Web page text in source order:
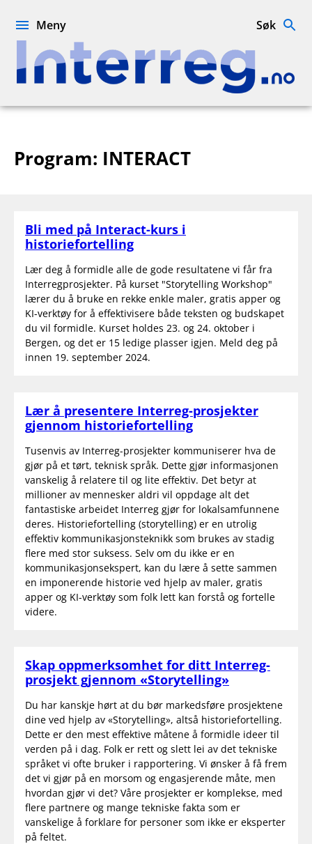
Interreg.no
Meny Søk
Program: INTERACT
Bli med på Interact-kurs i
historiefortelling
Lær deg å formidle alle de gode resultatene vi får fra
Interregprosjekter. På kurset "Storytelling Workshop"
lærer du å bruke en rekke enkle maler, gratis apper og
KI-verktøy for å effektivisere både teksten og budskapet
du vil formidle. Kurset holdes 23. og 24. oktober i
Bergen, og det er 15 ledige plasser igjen. Meld deg på
innen 19. september 2024.
Lær å presentere Interreg-prosjekter
gjennom historiefortelling
Tusenvis av Interreg-prosjekter kommuniserer hva de
gjør på et tørt, teknisk språk. Dette gjør informasjonen
vanskelig å relatere til og lite effektiv. Det betyr at
millioner av mennesker aldri vil oppdage alt det
fantastiske arbeidet Interreg gjør for lokalsamfunnene
deres. Historiefortelling (storytelling) er en utrolig
effektiv kommunikasjonsteknikk som brukes av stadig
flere med stor suksess. Selv om du ikke er en
kommunikasjonsekspert, kan du lære å sette sammen
en imponerende historie ved hjelp av maler, gratis
apper og KI-verktøy som folk lett kan forstå og fortelle
videre.
Skap oppmerksomhet for ditt Interreg-
prosjekt gjennom «Storytelling»
Du har kanskje hørt at du bør markedsføre prosjektene
dine ved hjelp av «Storytelling», altså historiefortelling.
Dette er den mest effektive måtene å formidle ideer til
verden på i dag. Folk er rett og slett lei av det tekniske
språket vi ofte bruker i rapportering. Vi ønsker å få frem
det vi gjør på en morsom og engasjerende måte, men
hvordan gjør vi det? Våre prosjekter er komplekse, med
flere partnere og mange tekniske fakta som er
vanskelige å forklare for personer som ikke er eksperter
på feltet.